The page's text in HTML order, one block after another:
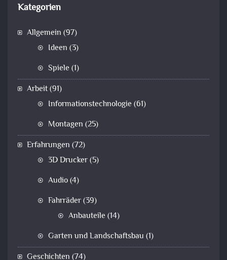
Kategorien
Allgemein (97)
Ideen (3)
Spiele (1)
Arbeit(91)
Informationstechnologie (61)
Montagen (25)
Erfahrungen (72)
3D Drucker(5)
Audio(4)
Fahrräder(39)
Anbauteile (14)
Garten und Landschaftsbau (1)
Geschichten (74)